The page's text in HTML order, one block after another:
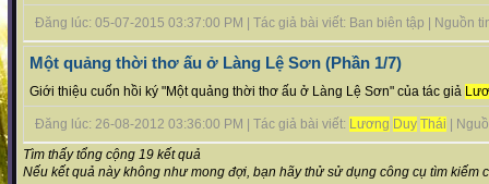
Đăng lúc: 05-07-2015 03:37:00 PM | Tác giả bài viết: Ban biên tập | Nguồn
Một quảng thời thơ ấu ở Làng Lệ Sơn (Phần 1/7)
Giới thiệu cuốn hồi ký "Một quảng thời thơ ấu ở Làng Lệ Sơn" của tác giả
Đăng lúc: 26-08-2012 03:36:00 PM | Tác giả bài viết: Lương Duy Thái |
Tìm thấy tổng cộng 19 kết quả
Nếu kết quả này không như mong đợi, bạn hãy thử sử dụng công cụ tìm kiếm